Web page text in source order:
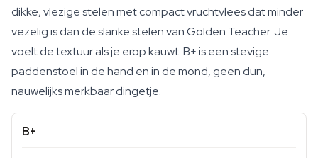
dikke, vlezige stelen met compact vruchtvlees dat minder
vezelig is dan de slanke stelen van Golden Teacher. Je
voelt de textuur als je erop kauwt: B+ is een stevige
paddenstoel in de hand en in de mond, geen dun,
nauwelijks merkbaar dingetje.
B+